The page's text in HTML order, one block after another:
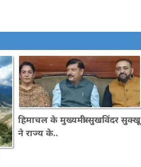
हिमाचल के मुख्यमंत्री सुखविंदर सुक्खू
ने राज्य के..